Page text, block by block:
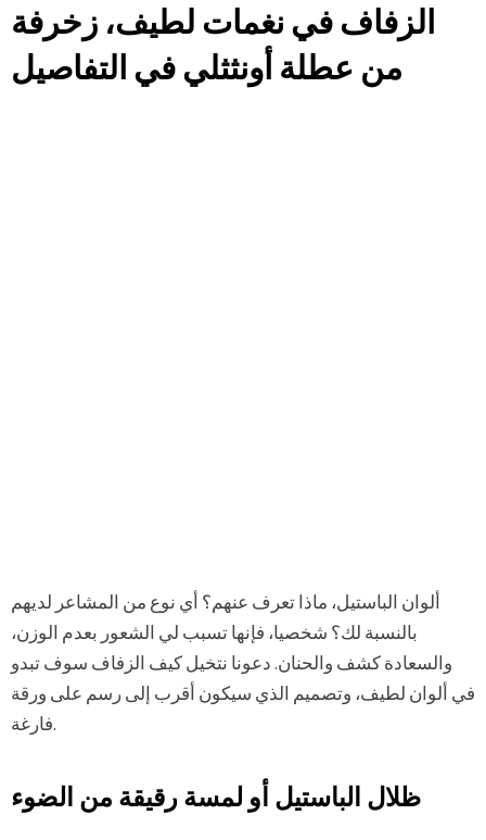
الزفاف في نغمات لطيف، زخرفة
من عطلة أونثثلي في التفاصيل
ألوان الباستيل، ماذا تعرف عنهم؟ أي نوع من المشاعر لديهم
بالنسبة لك؟ شخصيا، فإنها تسبب لي الشعور بعدم الوزن،
والسعادة كشف والحنان. دعونا نتخيل كيف الزفاف سوف تبدو
في ألوان لطيف، وتصميم الذي سيكون أقرب إلى رسم على ورقة
فارغة.
ظلال الباستيل أو لمسة رقيقة من الضوء